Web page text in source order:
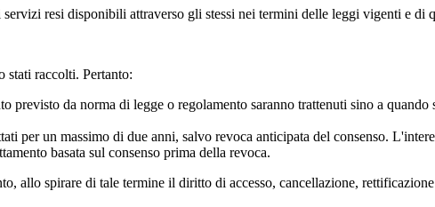
resi disponibili attraverso gli stessi nei termini delle leggi vigenti e
stati raccolti. Pertanto:
da norma di legge o regolamento saranno trattenuti sino a quando
per un massimo di due anni, salvo revoca anticipata del consenso.
basata sul consenso prima della revoca.
allo spirare di tale termine il diritto di accesso, cancellazione,